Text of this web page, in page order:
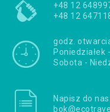
+48 12
+48 12
godz.
Poniedziałek
Sobota -
Napisz do nas: